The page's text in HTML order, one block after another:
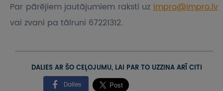
Par pārējiem jautājumiem raksti uz impro@impro.lv
vai zvani pa tālruni 67221312.
DALIES AR ŠO CEĻOJUMU, LAI PAR TO UZZINA ARĪ CITI
Dalies